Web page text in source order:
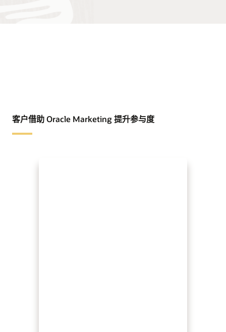
客户借助 Oracle Marketing 提升参与度